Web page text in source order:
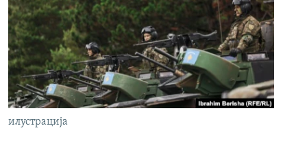
илустрација